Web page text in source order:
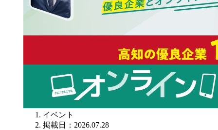
イベント
掲載日：2026.07.28